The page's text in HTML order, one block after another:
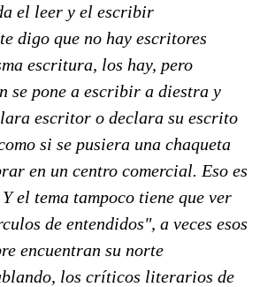
el leer y el escribir
digo que no hay escritores
escritura, los hay, pero
se pone a escribir a diestra y
escritor o declara su escrito
si se pusiera una chaqueta
en un centro comercial. Eso es
el tema tampoco tiene que ver
de entendidos", a veces esos
encuentran su norte
los críticos literarios de